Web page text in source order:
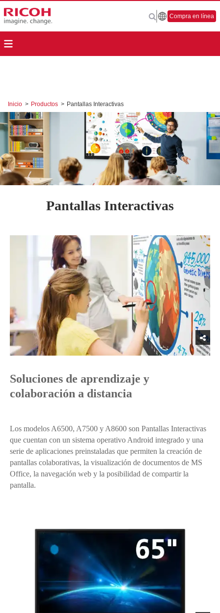
Compra en línea
Inicio > Productos > Pantallas Interactivas
Pantallas Interactivas
Soluciones de aprendizaje y
colaboración a distancia
Los modelos A6500, A7500 y A8600 son Pantallas Interactivas
que cuentan con un sistema operativo Android integrado y una
serie de aplicaciones preinstaladas que permiten la creación de
pantallas colaborativas, la visualización de documentos de MS
Office, la navegación web y la posibilidad de compartir la
pantalla.